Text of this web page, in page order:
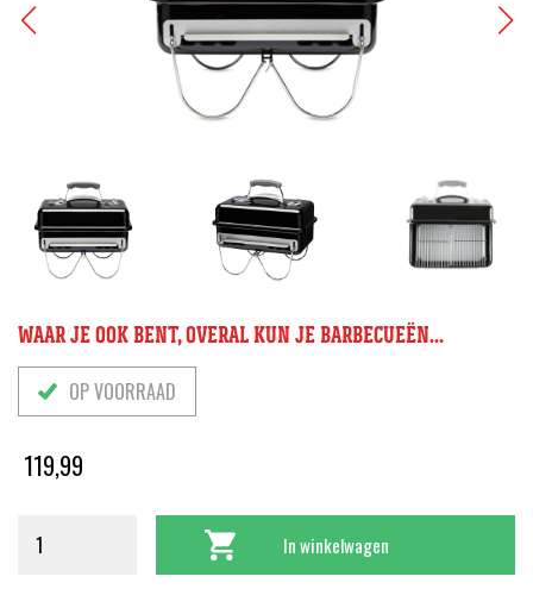
WAAR JE OOK BENT, OVERAL KUN JE BARBECUEËN...
OP VOORRAAD
119,99
In winkelwagen